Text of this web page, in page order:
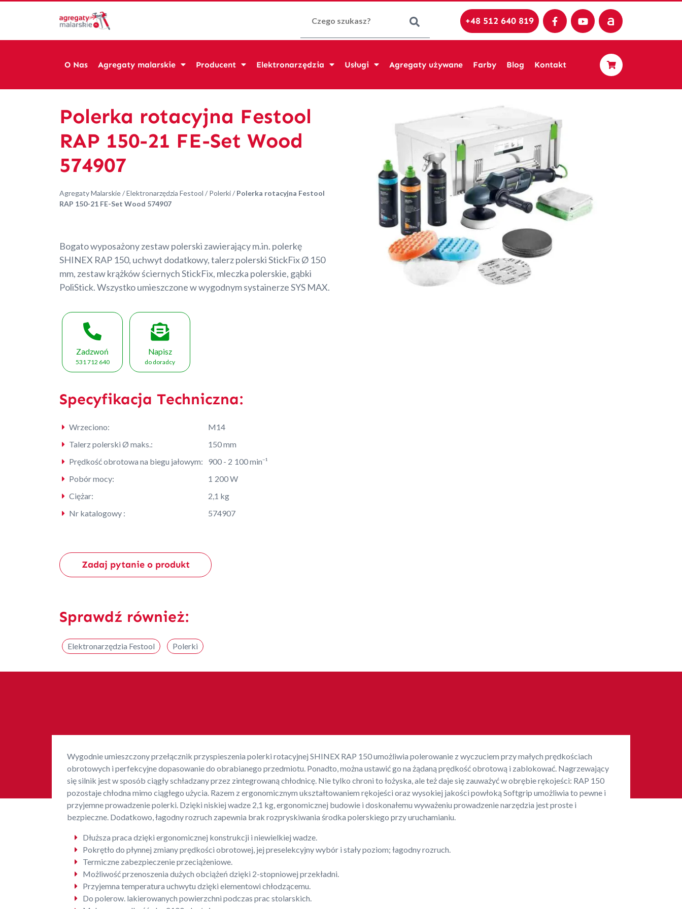
Szukaj: +48 512 640 819
O Nas Agregaty malarskie Producent Elektronarzędzia Usługi Agregaty używane Farby Blog Kontakt
Polerka rotacyjna Festool
RAP 150-21 FE-Set Wood
574907
Agregaty Malarskie/Elektronarzędzia Festool / Polerki/ Polerka rotacyjna Festool
RAP 150-21 FE-Set Wood 574907
Bogato wyposażony zestaw polerski zawierający m.in. polerkę
SHINEX RAP 150, uchwyt dodatkowy, talerz polerski StickFix Ø 150
mm, zestaw krążków ściernych StickFix, mleczka polerskie, gąbki
PoliStick. Wszystko umieszczone w wygodnym systainerze SYS MAX.
Zadzwoń
531 712 640
Napisz
do doradcy
Specyfikacja Techniczna:
Wrzeciono:
M14
Talerz polerski Ø maks.:
150 mm
Prędkość obrotowa na biegu jałowym:
900 - 2 100 min⁻¹
Pobór mocy:
1 200 W
Ciężar:
2,1 kg
Nr katalogowy :
574907
Zadaj pytanie o produkt
Sprawdź również:
Elektronarzędzia Festool Polerki
Wygodnie umieszczony przełącznik przyspieszenia polerki rotacyjnej SHINEX RAP 150 umożliwia polerowanie z wyczuciem przy małych prędkościach
obrotowych i perfekcyjne dopasowanie do obrabianego przedmiotu. Ponadto, można ustawić go na żądaną prędkość obrotową i zablokować. Nagrzewający
się silnik jest w sposób ciągły schładzany przez zintegrowaną chłodnicę. Nie tylko chroni to łożyska, ale też daje się zauważyć w obrębie rękojeści: RAP 150
pozostaje chłodna mimo ciągłego użycia. Razem z ergonomicznym ukształtowaniem rękojeści oraz wysokiej jakości powłoką Softgrip umożliwia to pewne i
przyjemne prowadzenie polerki. Dzięki niskiej wadze 2,1 kg, ergonomicznej budowie i doskonałemu wyważeniu prowadzenie narzędzia jest proste i
bezpieczne. Dodatkowo, łagodny rozruch zapewnia brak rozpryskiwania środka polerskiego przy uruchamianiu.
Dłuższa praca dzięki ergonomicznej konstrukcji i niewielkiej wadze.
Pokrętło do płynnej zmiany prędkości obrotowej, jej preselekcyjny wybór i stały poziom; łagodny rozruch.
Termiczne zabezpieczenie przeciążeniowe.
Możliwość przenoszenia dużych obciążeń dzięki 2-stopniowej przekładni.
Przyjemna temperatura uchwytu dzięki elementowi chłodzącemu.
Do polerow. lakierowanych powierzchni podczas prac stolarskich.